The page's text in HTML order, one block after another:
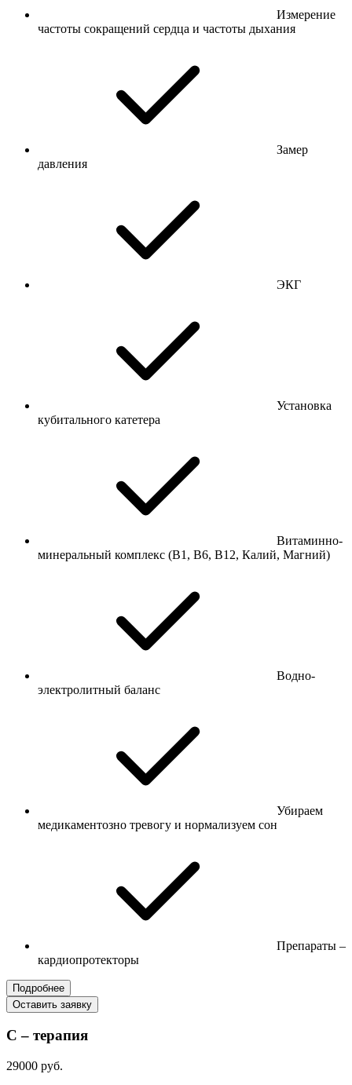
Измерение
частоты сокращений сердца и частоты дыхания
Замер
давления
ЭКГ
Установка
кубитального катетера
Витаминно-
минеральный комплекс (В1, В6, В12, Калий, Магний)
Водно-
электролитный баланс
Убираем
медикаментозно тревогу и нормализуем сон
Препараты –
кардиопротекторы
Подробнее
Оставить заявку
С – терапия
29000 руб.